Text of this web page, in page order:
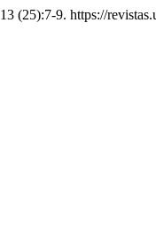
13 (25):7-9. https://